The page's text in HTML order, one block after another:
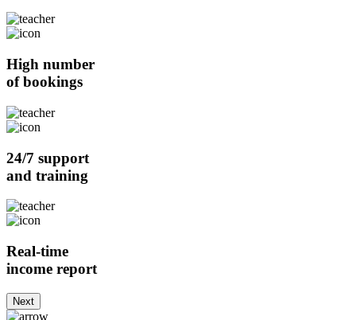
High number
of bookings
24/7 support
and training
Real-time
income report
Next